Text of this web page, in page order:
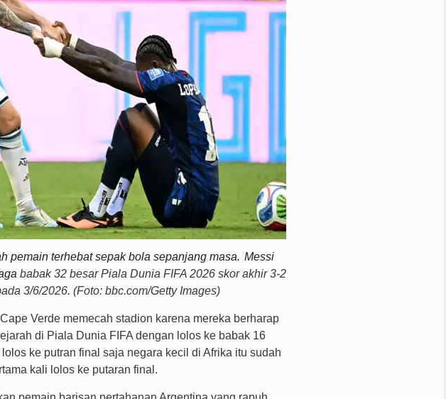
pemain terhebatsepak bola sepanjang masa. Messi
babak 32 besar Piala Dunia FIFA 2026 skor akhir 3-2
3/6/2026. (Foto: bbc.com/Getty Images)
Verde memecah stadion karena mereka berharap
di Piala Dunia FIFA dengan lolos ke babak 16
ke putran final saja negara kecil di Afrika itu sudah
kali lolos ke putaran final.